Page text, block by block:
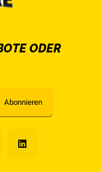
ODER
Abonnieren